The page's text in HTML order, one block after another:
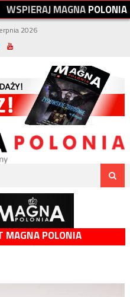
WSPIERAJMAGNAPOLONIA
2026
MAGNA POLONIA